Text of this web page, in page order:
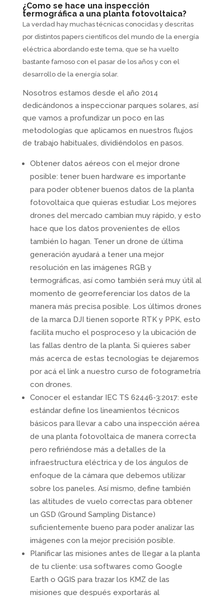
¿Como se hace una inspección
termográfica a una planta fotovoltaica?
La verdad hay muchas técnicas conocidas y descritas
por distintos papers científicos del mundo de la energía
eléctrica abordando este tema, que se ha vuelto
bastante famoso con el pasar de los años y con el
desarrollo de la energía solar.
Nosotros estamos desde el año 2014
dedicándonos a inspeccionar parques solares, así
que vamos a profundizar un poco en las
metodologías que aplicamos en nuestros flujos
de trabajo habituales, dividiéndolos en pasos.
Obtener datos aéreos con el mejor drone
posible: tener buen hardware es importante
para poder obtener buenos datos de la planta
fotovoltaica que quieras estudiar. Los mejores
drones del mercado cambian muy rápido, y esto
hace que los datos provenientes de ellos
también lo hagan. Tener un drone de última
generación ayudará a tener una mejor
resolución en las imágenes RGB y
termográficas, así como también será muy útil al
momento de georreferenciar los datos de la
manera más precisa posible. Los últimos drones
de la marca DJI tienen soporte RTK y PPK, esto
facilita mucho el posproceso y la ubicación de
las fallas dentro de la planta. Si quieres saber
más acerca de estas tecnologías te dejaremos
por acá el link a nuestro curso de fotogrametría
con drones.
Conocer el estandar IEC TS 62446-3:2017: este
estándar define los lineamientos técnicos
básicos para llevar a cabo una inspección aérea
de una planta fotovoltaica de manera correcta
pero refiriéndose más a detalles de la
infraestructura eléctrica y de los ángulos de
enfoque de la cámara que debemos utilizar
sobre los paneles. Así mismo, define también
las altitudes de vuelo correctas para obtener
un GSD (Ground Sampling Distance)
suficientemente bueno para poder analizar las
imágenes con la mejor precisión posible.
Planificar las misiones antes de llegar a la planta
de tu cliente: usa softwares como Google
Earth o QGIS para trazar los KMZ de las
misiones que después exportarás al